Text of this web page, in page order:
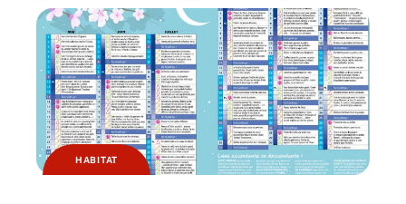
HABITAT